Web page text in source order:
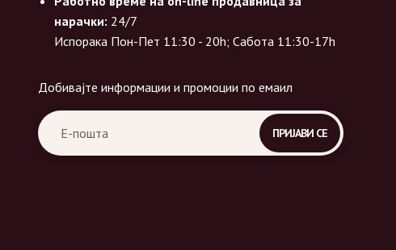
нарачки: 24/7
Испорака Пон-Пет 11:30 - 20h; Сабота 11:30-17h
Добивајте информации и промоции по емаил